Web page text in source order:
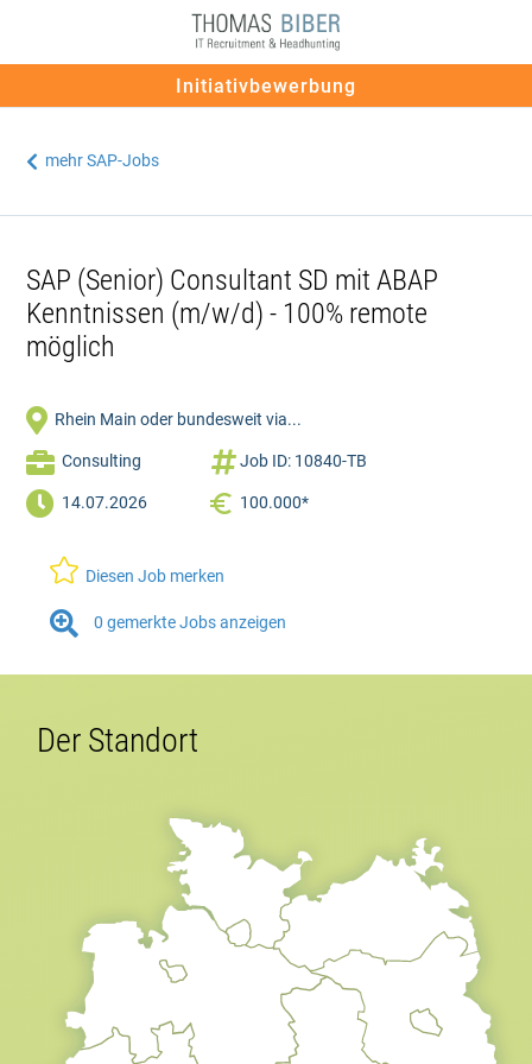
Initiativbewerbung
 mehr SAP-Jobs
SAP (Senior) Consultant SD mit ABAP
Kenntnissen (m/w/d) - 100% remote
möglich
 Rhein Main oder bundesweit via...
 Consulting Job ID: 10840-TB
 14.07.2026 100.000*
 Diesen Job merken
 0 gemerkte Jobs anzeigen
Der Standort